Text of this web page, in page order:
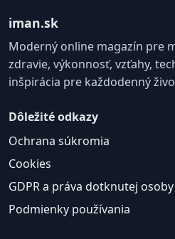
iman.sk
Moderný online magazín pre
zdravie, výkonnosť, vzťahy,
inšpirácia pre každodenný
Dôležité odkazy
Ochrana súkromia
Cookies
GDPR a práva dotknutej osoby
Podmienky používania